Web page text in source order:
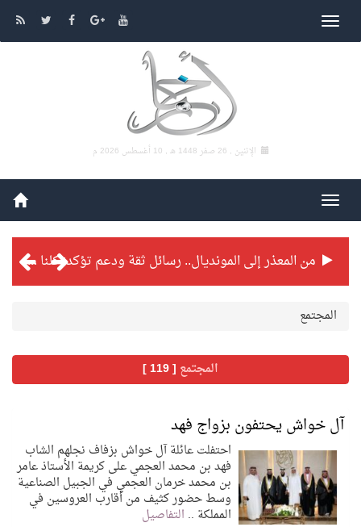
الإثنين , 26 صفر 1448 هـ , 10 أغسطس 2026 م
من المعذر إلى المونديال.. رسائل ثقة ودعم تؤكد: كلنا مع الأخضر
بطولة بلدية الجبيل الرمضانية تواصل منافساتها بمستويات فنية عالية
نادي النور يحقق المركز الأول في منافسات كرة السلة بالأولمبياد الخاص لدوم الرياضة للجميع
تنافس قوي بين كبرى الإسطبلات في ثاني أسابيع موسم سباقات الرياض
المجتمع
المجتمع [ 119 ]
آل خواش يحتفون بزواج فهد
احتفلت عائلة آل خواش بزفاف نجلهم الشاب
فهد بن محمد العجمي على كريمة الأستاذ عامر
بن محمد خرمان العجمي في الجبيل الصناعية
وسط حضور كثيف من أقارب العروسين في
المملكة .. التفاصيل